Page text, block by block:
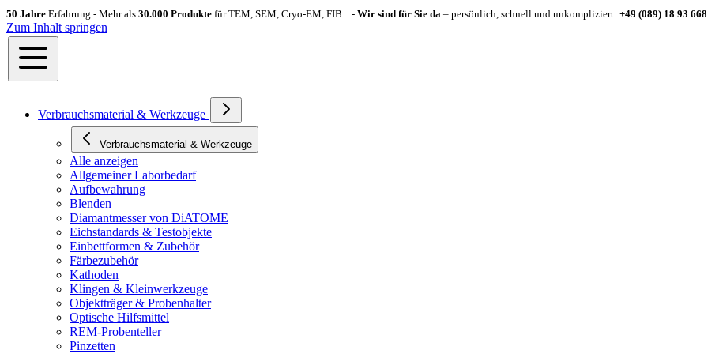
50 Jahre Erfahrung - Mehr als 30.000 Produkte für TEM, SEM, Cryo-EM, FIB... - Wir sind für Sie da – persönlich, schnell und unkompliziert: +49 (089) 18 93
Zum Inhalt springen
Verbrauchsmaterial & Werkzeuge
Verbrauchsmaterial & Werkzeuge
Alle anzeigen
Allgemeiner Laborbedarf
Aufbewahrung
Blenden
Diamantmesser von DiATOME
Eichstandards & Testobjekte
Einbettformen & Zubehör
Färbezubehör
Kathoden
Klingen & Kleinwerkzeuge
Objektträger & Probenhalter
Optische Hilfsmittel
REM-Probenteller
Pinzetten